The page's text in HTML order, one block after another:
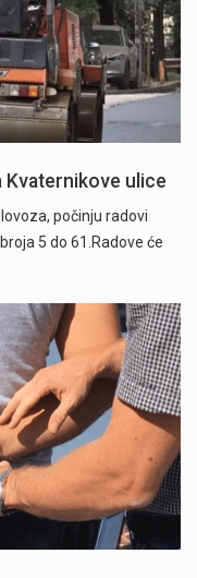
Kvaternikove ulice
počinju radovi
5 do 61.Radove će